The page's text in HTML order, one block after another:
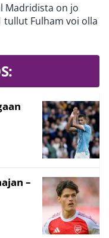
Madridista on jo
tullut Fulham voi olla
–